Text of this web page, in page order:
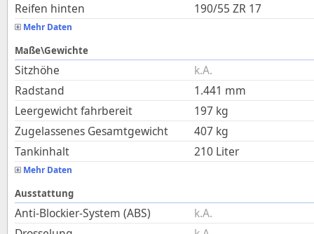
Reifen hinten
190/55 ZR 17
Mehr Daten
Maße\Gewichte
Sitzhöhe
k.A.
Radstand
1.441 mm
Leergewicht fahrbereit
197 kg
Zugelassenes Gesamtgewicht
407 kg
Tankinhalt
210 Liter
Mehr Daten
Ausstattung
Anti-Blockier-System (ABS)
k.A.